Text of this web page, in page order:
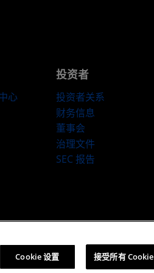
心
投资者
投资者关系
财务信息
董事会
治理文件
SEC 报告
Cookie 设置 接受所有 Cookie